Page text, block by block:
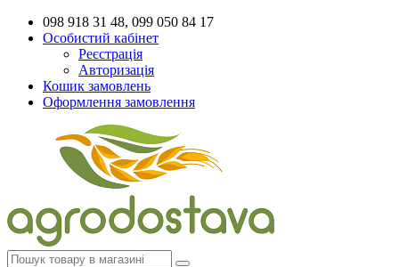
098 918 31 48, 099 050 84 17
Особистий кабінет
Реєстрація
Авторизація
Кошик замовлень
Оформлення замовлення